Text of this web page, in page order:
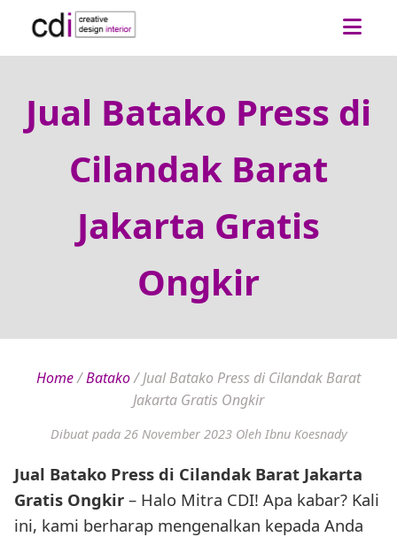
Jual Batako Press di
Cilandak Barat
Jakarta Gratis
Ongkir
Home/Batako/Jual Batako Press di Cilandak Barat
Jakarta Gratis Ongkir
Dibuat pada 26 November 2023 Oleh Ibnu Koesnady
Jual Batako Press di Cilandak Barat Jakarta
Gratis Ongkir – Halo Mitra CDI! Apa kabar? Kali
ini, kami berharap mengenalkan kepada Anda